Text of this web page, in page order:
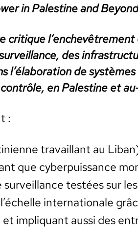
in Pales­tine and
cri­tique
des
l’élaboration de
en Pales­tine et
:
tra­vail­lant au
que cyber­puis­sance
testées sur
inter­na­tionale
impli­quant aus­si des